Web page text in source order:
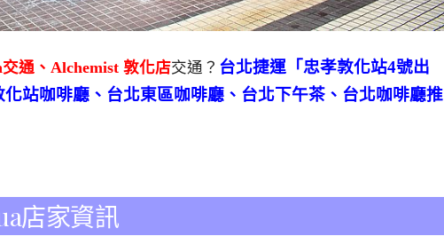
通、Alchemist 敦化店交通？ 台北捷運「忠孝敦化站4號出
化站咖啡廳、台北東區咖啡廳、台北下午茶、台北咖啡廳推
店家資訊